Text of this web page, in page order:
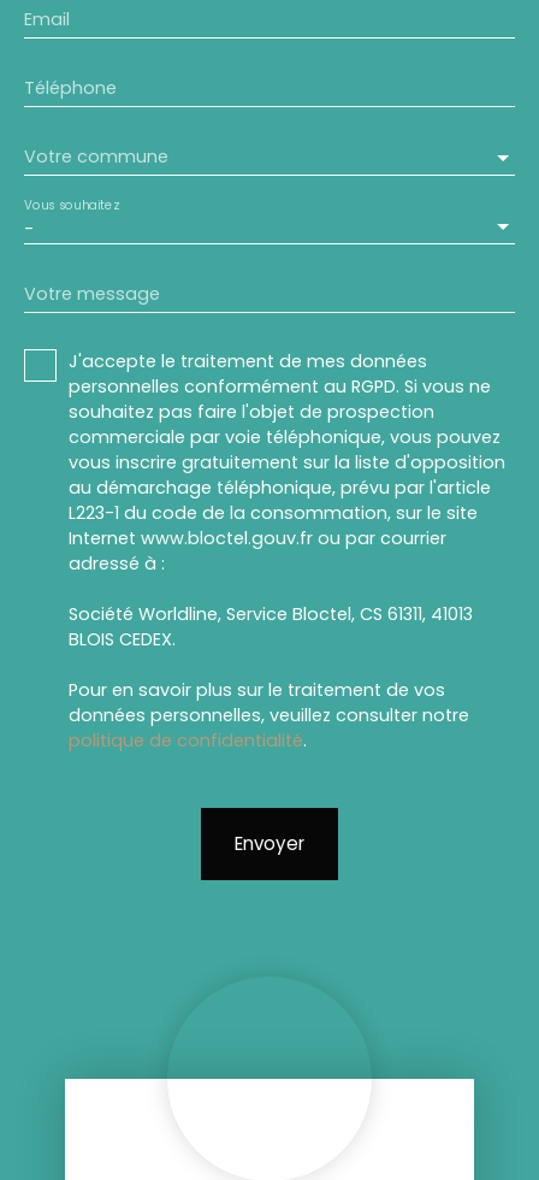
Email
Téléphone
Votre commune
-
Vous souhaitez
Votre message
J'accepte le traitement de mes données
personnelles conformément au RGPD. Si vous ne
souhaitez pas faire l'objet de prospection
commerciale par voie téléphonique, vous pouvez
vous inscrire gratuitement sur la liste d'opposition
au démarchage téléphonique, prévu par l'article
L223-1 du code de la consommation, sur le site
Internet www.bloctel.gouv.fr ou par courrier
adressé à :
Société Worldline, Service Bloctel, CS 61311, 41013
BLOIS CEDEX.
Pour en savoir plus sur le traitement de vos
données personnelles, veuillez consulter notre
politique de confidentialité.
Envoyer